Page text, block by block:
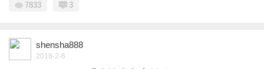
7833 3
shensha888
2018-2-6